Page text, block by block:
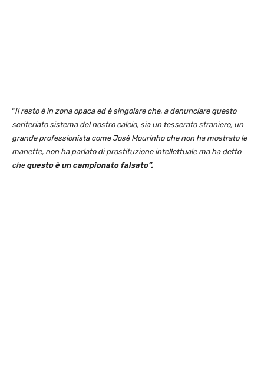
“Il resto è in zona opaca ed è singolare che, a denunciare questo
scriteriato sistema del nostro calcio, sia un tesserato straniero, un
grande professionista come Josè Mourinho che non ha mostrato le
manette, non ha parlato di prostituzione intellettuale ma ha detto
che questo è un campionato falsato”.